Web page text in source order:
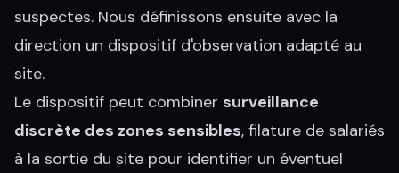
suspectes. Nous définissons ensuite avec la
direction un dispositif d'observation adapté au
site.
Le dispositif peut combiner surveillance
discrète des zones sensibles, filature de salariés
à la sortie du site pour identifier un éventuel